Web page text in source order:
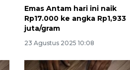
Emas Antam hari ini naik
Rp17.000 ke angka Rp1,933
juta/gram
23 Agustus 2025 10:08